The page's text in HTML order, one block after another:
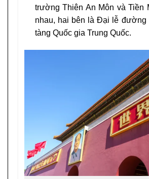
trường Thiên An Môn và Tiền
nhau, hai bên là Đại lễ đường
tàng Quốc gia Trung Quốc.